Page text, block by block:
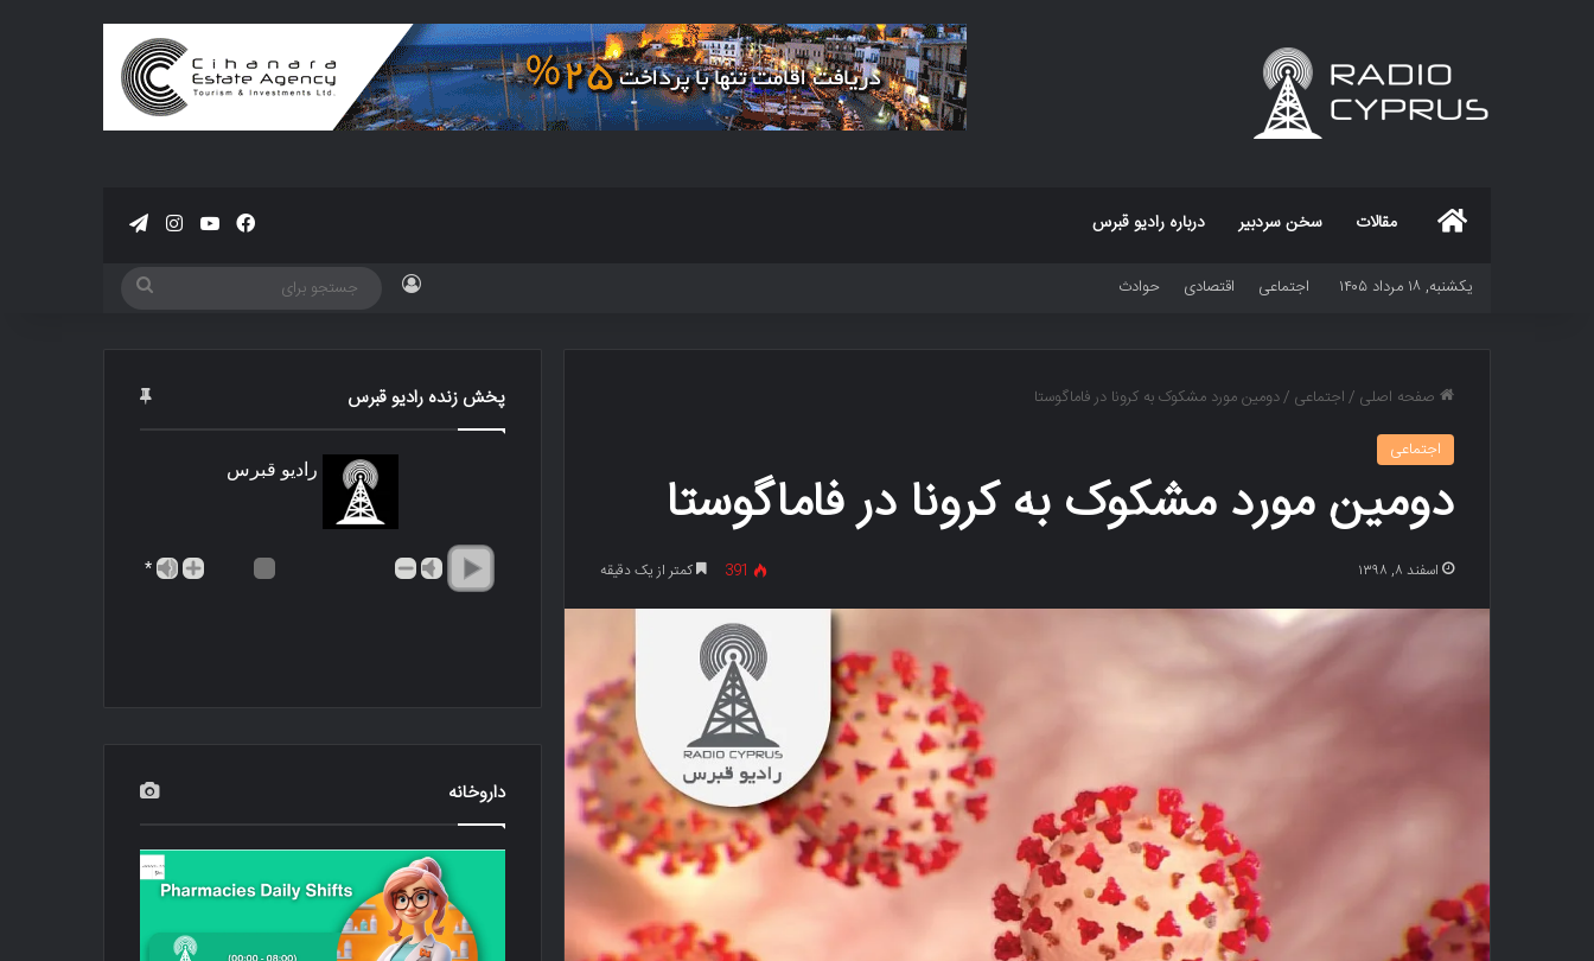
مقالات سخن سردبیر درباره رادیو قبرس فیسبوکیوتیوباینستاگرام
یکشنبه, ۱۸ مرداد ۱۴۰۵ اجتماعی اقتصادی حوادث
صفحه اصلی /اجتماعی /دومین مورد مشکوک به کرونا در فاماگوستا
اجتماعی
دومین مورد مشکوک به کرونا در فاماگوستا
اسفند ۸, ۱۳۹۸ 391 کمتر از یک دقیقه
پخش زنده رادیو قبرس
رادیو قبرس
*
داروخانه